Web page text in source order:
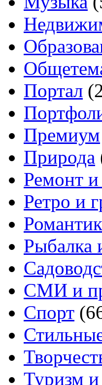
Портал
Премиум
Природа
Ремонт и
Ретро и
Рыбалка
СМИ и
Спорт
Туризм